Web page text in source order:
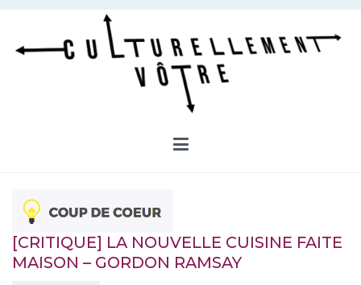
Aller
contenu
[CRITIQUE] LA NOUVELLE CUISINE FAITE
MAISON – GORDON RAMSAY